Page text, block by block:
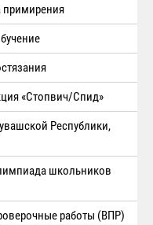
примирения
«Стопвич/Спид»
Республики,
школьников
работы (ВПР)